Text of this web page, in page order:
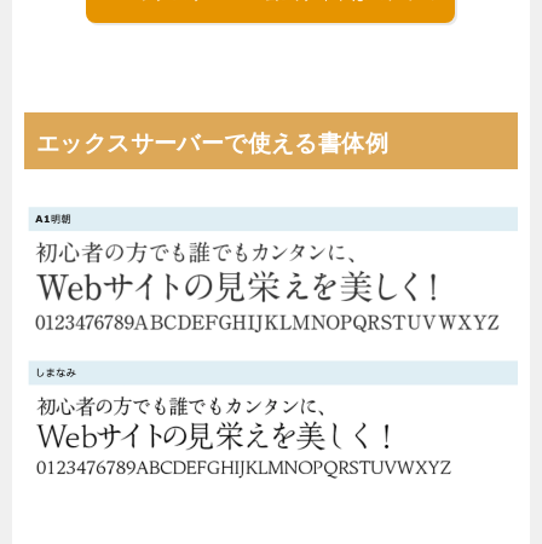
エックスサーバーで使える書体例